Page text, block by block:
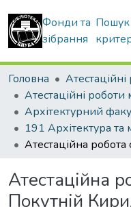
Фонди та
зібрання
Пошук
Головна
Архітектурний
Атестаційна
Покутній